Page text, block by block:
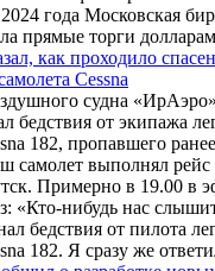
года Московская
прямые торги
как проходило
Cessna
судна
бедствия от экипажа
182, пропавшего
самолет выполнял
Примерно в 19.00 в
«Кто-нибудь нас
бедствия от пилота
182. Я сразу же